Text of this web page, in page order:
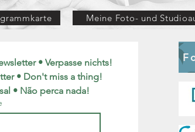
Meine Foto- und
• Verpasse nichts!
• Don't miss a thing!
• Não perca nada!